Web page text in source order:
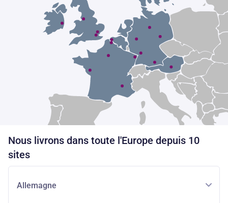
Nous livrons dans toute l'Europe depuis 10
sites
Allemagne